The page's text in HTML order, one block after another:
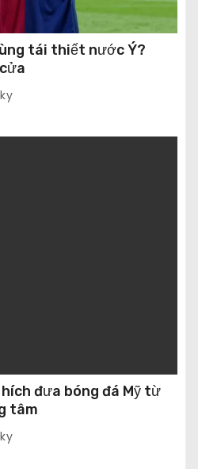
tái thiết nước Ý?
đưa bóng đá Mỹ từ
tâm